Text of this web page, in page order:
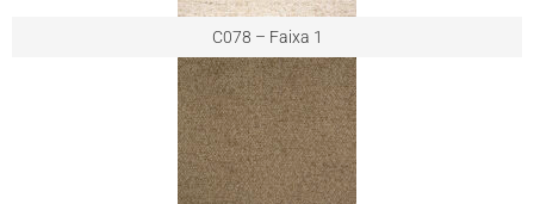
C078 – Faixa 1